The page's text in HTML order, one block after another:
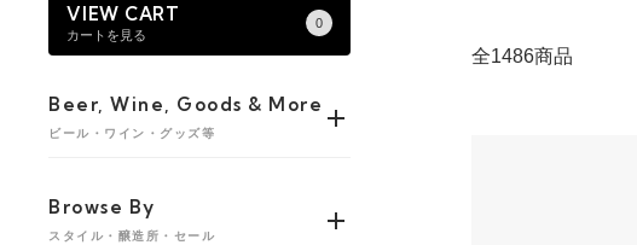
VIEW CART
カートを見る
0
Beer, Wine, Goods & More
ビール・ワイン・グッズ等
Browse By
スタイル・醸造所・セール
全1486商品